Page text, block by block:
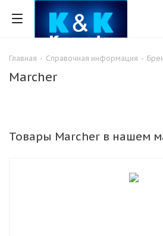
Главная - Справочная информация -
Marcher
Товары Marcher в нашем